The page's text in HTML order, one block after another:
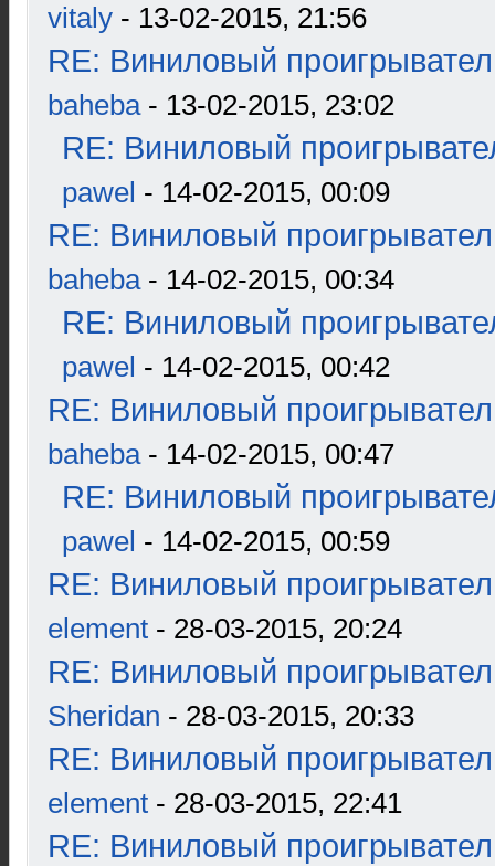
vitaly - 13-02-2015, 21:56
RE: Виниловый
baheba- 13-02-2015, 23:02
RE: Виниловый
pawel - 14-02-2015, 00:09
RE: Виниловый
baheba- 14-02-2015, 00:34
RE: Виниловый
pawel - 14-02-2015, 00:42
RE: Виниловый
baheba- 14-02-2015, 00:47
RE: Виниловый
pawel - 14-02-2015, 00:59
RE: Виниловый
element - 28-03-2015, 20:24
RE: Виниловый
Sheridan - 28-03-2015, 20:33
RE: Виниловый
element - 28-03-2015, 22:41
RE: Виниловый